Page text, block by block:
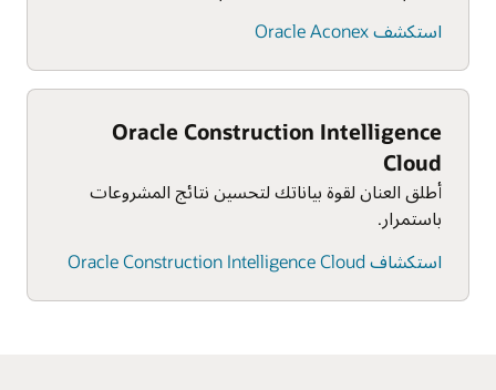
استكشف Oracle Aconex
Oracle Construction Intelligence
Cloud
أطلق العنان لقوة بياناتك لتحسين نتائج المشروعات
باستمرار.
استكشاف Oracle Construction Intelligence Cloud